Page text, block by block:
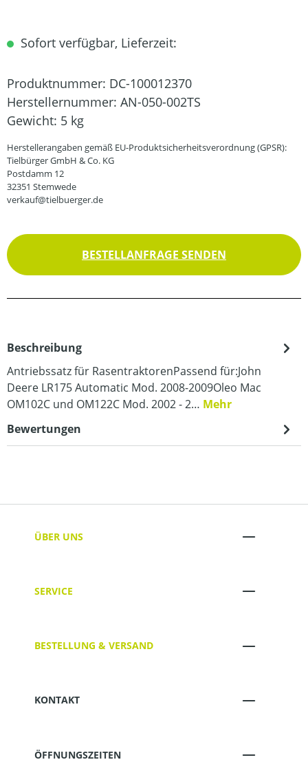
Sofort verfügbar, Lieferzeit:
Produktnummer: DC-100012370
Herstellernummer: AN-050-002TS
Gewicht: 5 kg
Herstellerangaben gemäß EU-Produktsicherheitsverordnung (GPSR):
Tielbürger GmbH & Co. KG
Postdamm 12
32351 Stemwede
verkauf@tielbuerger.de
BESTELLANFRAGE SENDEN
Beschreibung
Antriebssatz für RasentraktorenPassend für:John
Deere LR175 Automatic Mod. 2008-2009Oleo Mac
OM102C und OM122C Mod. 2002 - 2… Mehr
Bewertungen
ÜBER UNS
SERVICE
BESTELLUNG & VERSAND
KONTAKT
ÖFFNUNGSZEITEN